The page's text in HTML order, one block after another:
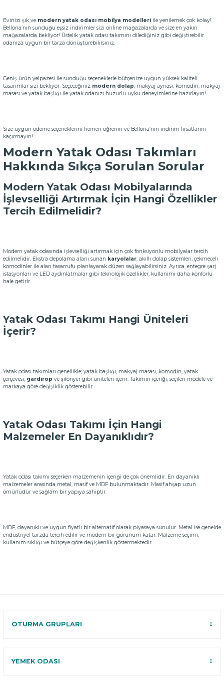
Evinizi şık ve modern yatak odası mobilya modelleri ile yenilemek çok kolay!
Bellona’nın sunduğu eşsiz indirimler sizi online mağazalarda ve size en yakın
mağazalarda bekliyor! Üstelik yatak odası takımını dilediğiniz gibi değiştirebilir
odanıza uygun bir tarza dönüştürebilirsiniz.
Geniş ürün yelpazesi ile sunduğu seçeneklerle bütçenize uygun yüksek kaliteli
tasarımlar sizi bekliyor. Seçeceğiniz modern dolap, makyaj aynası, komodin, makyaj
masası ve yatak başlığı ile yatak odanızı huzurlu uyku deneyimlerine hazırlayın!
Size uygun ödeme seçeneklerini hemen öğrenin ve Bellona’nın indirim fırsatlarını
kaçırmayın!
Modern Yatak Odası Takımları
Hakkında Sıkça Sorulan Sorular
Modern Yatak Odası Mobilyalarında
İşlevselliği Artırmak İçin Hangi Özellikler
Tercih Edilmelidir?
Modern yatak odasında işlevselliği artırmak için çok fonksiyonlu mobilyalar tercih
edilmelidir. Ekstra depolama alanı sunan karyolalar, akıllı dolap sistemleri, çekmeceli
komodinler ile alan tasarrufu planlayarak düzen sağlayabilirsiniz. Ayrıca, entegre şarj
istasyonları ve LED aydınlatmalar gibi teknolojik özellikler, kullanımı daha konforlu
hale getirir.
Yatak Odası Takımı Hangi Üniteleri
İçerir?
Yatak odası takımları genellikle; yatak başlığı, makyaj masası, komodin, yatak
çerçevesi, gardırop ve şifonyer gibi üniteleri içerir. Takımın içeriği, seçilen modele ve
markaya göre değişiklik gösterebilir.
Yatak Odası Takımı İçin Hangi
Malzemeler En Dayanıklıdır?
Yatak odası takımı seçerken malzemenin içeriği de çok önemlidir. En dayanıklı
malzemeler arasında metal, masif ve MDF bulunmaktadır. Masif ahşap uzun
ömürlüdür ve sağlam bir yapıya sahiptir.
MDF, dayanıklı ve uygun fiyatlı bir alternatif olarak piyasaya sunulur. Metal ise genelde
endüstriyel tarzda tercih edilir ve modern bir görünüm katar. Malzeme seçimi,
kullanım sıklığı ve bütçeye göre değişkenlik göstermektedir.
OTURMA GRUPLARI
YEMEK ODASI